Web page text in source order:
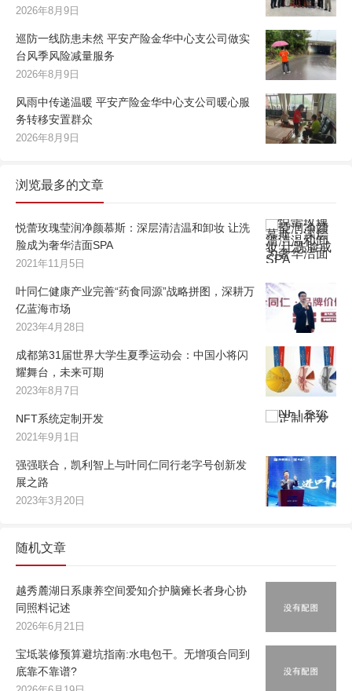
2026年8月9日
巡防一线防患未然 平安产险金华中心支公司做实
台风季风险减量服务
2026年8月9日
风雨中传递温暖 平安产险金华中心支公司暖心服
务转移安置群众
2026年8月9日
浏览最多的文章
悦蕾玫瑰莹润净颜慕斯：深层清洁温和卸妆 让洗
脸成为奢华洁面SPA
2021年11月5日
叶同仁健康产业完善“药食同源”战略拼图，深耕万
亿蓝海市场
2023年4月28日
成都第31届世界大学生夏季运动会：中国小将闪
耀舞台，未来可期
2023年8月7日
NFT系统定制开发
2021年9月1日
强强联合，凯利智上与叶同仁同行老字号创新发
展之路
2023年3月20日
随机文章
越秀麓湖日系康养空间爱知介护脑瘫长者身心协
同照料记述
2026年6月21日
宝坻装修预算避坑指南:水电包干。无增项合同到
底靠不靠谱?